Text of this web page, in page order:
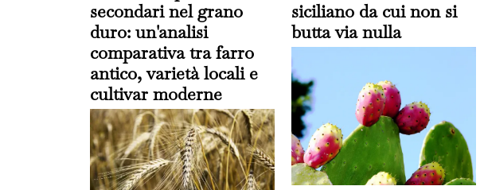
secondari nel grano
duro: un'analisi
comparativa tra farro
antico, varietà locali e
cultivar moderne
siciliano da cui non si
butta via nulla